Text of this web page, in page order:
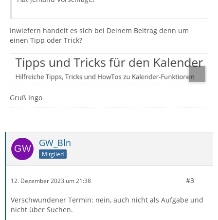
Inwiefern handelt es sich bei Deinem Beitrag denn um
einen Tipp oder Trick?
Gruß Ingo
GW_Bln
Mitglied
12. Dezember 2023 um 21:38 #3
Verschwundener Termin: nein, auch nicht als Aufgabe und
nicht über Suchen.